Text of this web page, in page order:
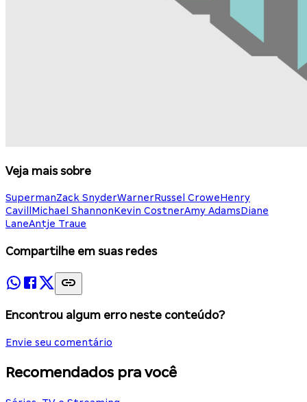
Veja mais sobre
SupermanZack SnyderWarnerRussel CroweHenry
Cavill Michael ShannonKevin CostnerAmy AdamsDiane
LaneAntje Traue
Compartilhe em suas redes
Encontrou algum erro neste conteúdo?
Envie seu comentário
Recomendados pra você